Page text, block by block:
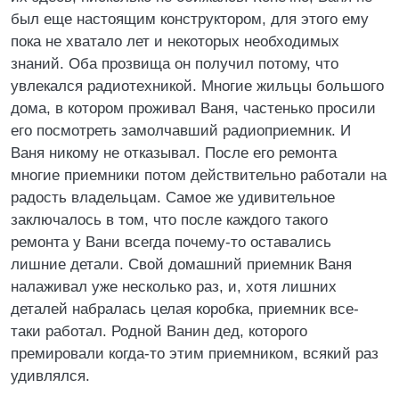
был еще настоящим конструктором, для этого ему
пока не хватало лет и некоторых необходимых
знаний. Оба прозвища он получил потому, что
увлекался радиотехникой. Многие жильцы большого
дома, в котором проживал Ваня, частенько просили
его посмотреть замолчавший радиоприемник. И
Ваня никому не отказывал. После его ремонта
многие приемники потом действительно работали на
радость владельцам. Самое же удивительное
заключалось в том, что после каждого такого
ремонта у Вани всегда почему-то оставались
лишние детали. Свой домашний приемник Ваня
налаживал уже несколько раз, и, хотя лишних
деталей набралась целая коробка, приемник все-
таки работал. Родной Ванин дед, которого
премировали когда-то этим приемником, всякий раз
удивлялся.